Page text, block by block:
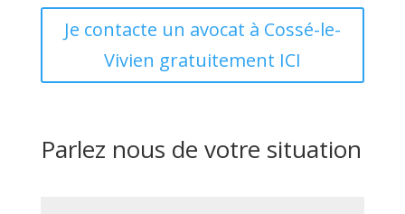
Je contacte un avocat à Cossé-le-
Vivien gratuitement ICI
Parlez nous de votre situation